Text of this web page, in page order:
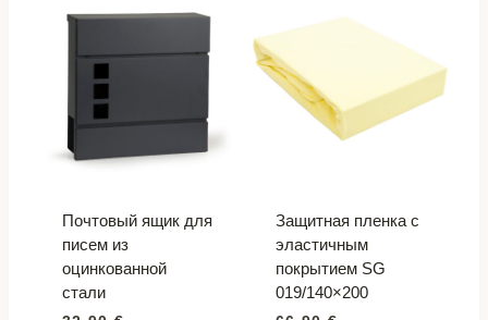
Почтовый ящик для
писем из
оцинкованной
стали
Защитная пленка с
эластичным
покрытием SG
019/140×200